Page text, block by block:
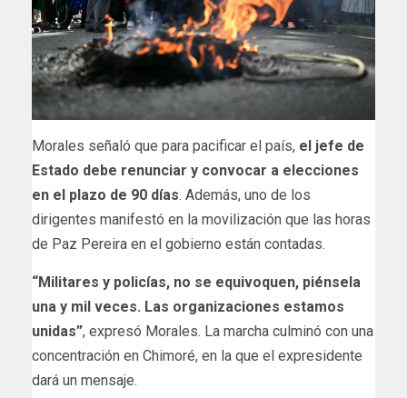
Morales señaló que para pacificar el país, el jefe de
Estado debe renunciar y convocar a elecciones
en el plazo de 90 días. Además, uno de los
dirigentes manifestó en la movilización que las horas
de Paz Pereira en el gobierno están contadas.
“Militares y policías, no se equivoquen, piénsela
una y mil veces. Las organizaciones estamos
unidas”, expresó Morales. La marcha culminó con una
concentración en Chimoré, en la que el expresidente
dará un mensaje.